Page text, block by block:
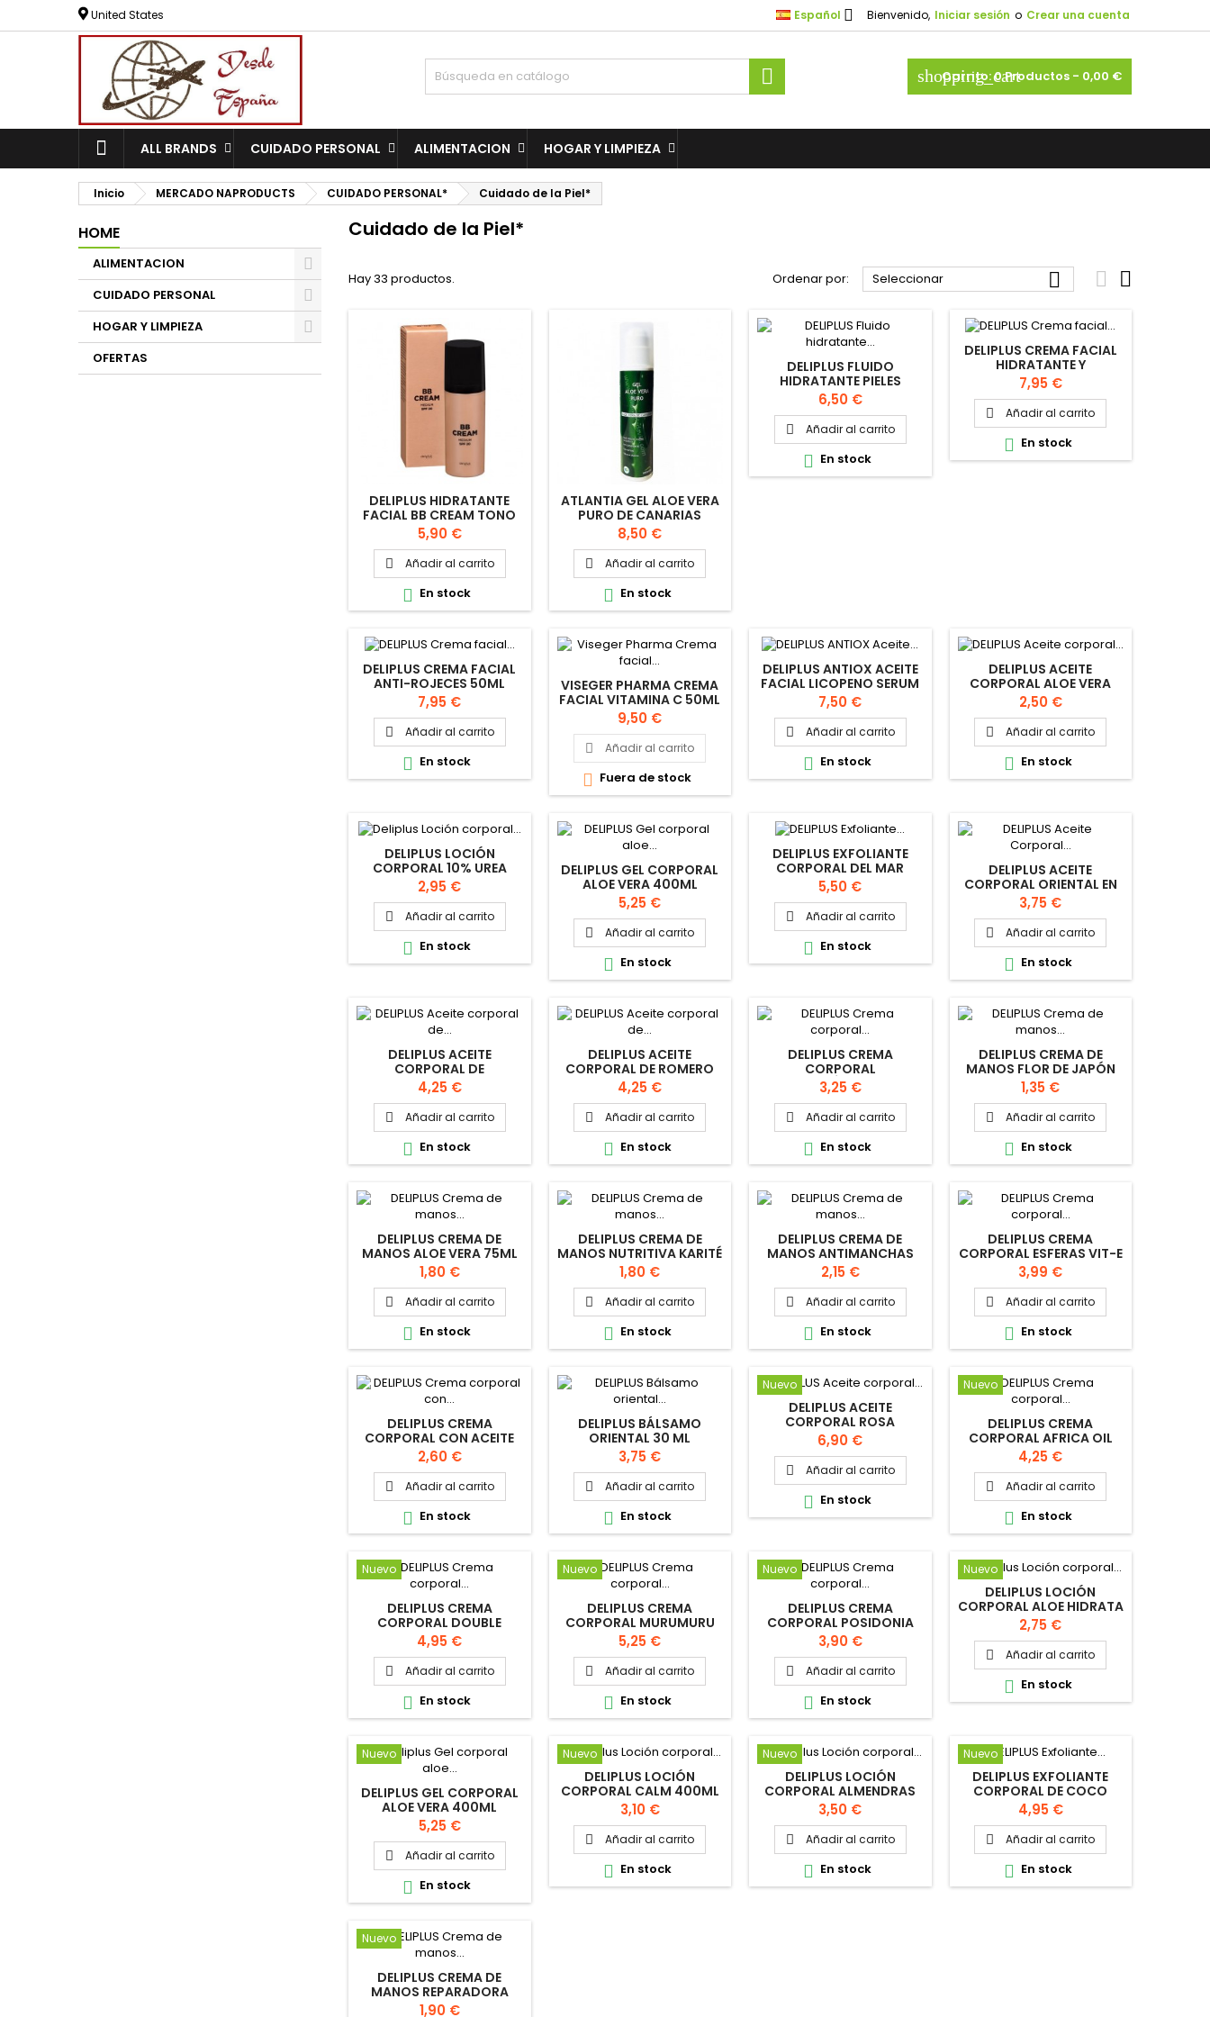
United States Bienvenido, Iniciar sesión o Crear una cuenta
Español 
shopping_cart
Carrito:0Productos - 0,00 €

ALL BRANDS CUIDADO PERSONAL ALIMENTACION HOGAR Y LIMPIEZA
Inicio MERCADO NAPRODUCTS CUIDADO PERSONAL* Cuidado de la Piel*
HOME
ALIMENTACION
CUIDADO PERSONAL
HOGAR Y LIMPIEZA
OFERTAS
Cuidado de la Piel*
Hay 33 productos. Ordenar por: Seleccionar   
DELIPLUS HIDRATANTE
FACIAL BB CREAM TONO
MEDIO 50ML
Precio
5,90 €
 Añadir al carrito
 En stock
ATLANTIA GEL ALOE VERA
PURO DE CANARIAS
200ML
Precio
8,50 €
 Añadir al carrito
 En stock
DELIPLUS FLUIDO
HIDRATANTE PIELES
GRASAS 50ML
Precio
6,50 €
 Añadir al carrito
 En stock
DELIPLUS CREMA FACIAL
HIDRATANTE Y
FORTALECEDORA
SENSITIVE 50ML
Precio
7,95 €
 Añadir al carrito
 En stock
DELIPLUS CREMA FACIAL
ANTI-ROJECES 50ML
Precio
7,95 €
 Añadir al carrito
 En stock
VISEGER PHARMA CREMA
FACIAL VITAMINA C 50ML
Precio
9,50 €
 Añadir al carrito
 Fuera de stock
DELIPLUS ANTIOX ACEITE
FACIAL LICOPENO SERUM
30ML
Precio
7,50 €
 Añadir al carrito
 En stock
DELIPLUS ACEITE
CORPORAL ALOE VERA
400ML
Precio
2,50 €
 Añadir al carrito
 En stock
DELIPLUS LOCIÓN
CORPORAL 10% UREA
REPARA 400ML
Precio
2,95 €
 Añadir al carrito
 En stock
DELIPLUS GEL CORPORAL
ALOE VERA 400ML
Precio
5,25 €
 Añadir al carrito
 En stock
DELIPLUS EXFOLIANTE
CORPORAL DEL MAR
MUERTO 400G
Precio
5,50 €
 Añadir al carrito
 En stock
DELIPLUS ACEITE
CORPORAL ORIENTAL EN
CREMA 250ML
Precio
3,75 €
 Añadir al carrito
 En stock
DELIPLUS ACEITE
CORPORAL DE
ALMENDRAS 200ML
Precio
4,25 €
 Añadir al carrito
 En stock
DELIPLUS ACEITE
CORPORAL DE ROMERO
200ML
Precio
4,25 €
 Añadir al carrito
 En stock
DELIPLUS CREMA
CORPORAL
ANTICELULÍTICA 250ML
Precio
3,25 €
 Añadir al carrito
 En stock
DELIPLUS CREMA DE
MANOS FLOR DE JAPÓN
30ML
Precio
1,35 €
 Añadir al carrito
 En stock
DELIPLUS CREMA DE
MANOS ALOE VERA 75ML
Precio
1,80 €
 Añadir al carrito
 En stock
DELIPLUS CREMA DE
MANOS NUTRITIVA KARITÉ
75ML
Precio
1,80 €
 Añadir al carrito
 En stock
DELIPLUS CREMA DE
MANOS ANTIMANCHAS
75ML
Precio
2,15 €
 Añadir al carrito
 En stock
DELIPLUS CREMA
CORPORAL ESFERAS VIT-E
& A 300ML
Precio
3,99 €
 Añadir al carrito
 En stock
DELIPLUS CREMA
CORPORAL CON ACEITE
DE OLIVA 300ML
Precio
2,60 €
 Añadir al carrito
 En stock
DELIPLUS BÁLSAMO
ORIENTAL 30 ML
Precio
3,75 €
 Añadir al carrito
 En stock
Nuevo
DELIPLUS ACEITE
CORPORAL ROSA
MOSQUETA 30ML
Precio
6,90 €
 Añadir al carrito
 En stock
Nuevo
DELIPLUS CREMA
CORPORAL AFRICA OIL
300ML
Precio
4,25 €
 Añadir al carrito
 En stock
Nuevo
DELIPLUS CREMA
CORPORAL DOUBLE
PEACH 300ML
Precio
4,95 €
 Añadir al carrito
 En stock
Nuevo
DELIPLUS CREMA
CORPORAL MURUMURU
300ML
Precio
5,25 €
 Añadir al carrito
 En stock
Nuevo
DELIPLUS CREMA
CORPORAL POSIDONIA
300ML
Precio
3,90 €
 Añadir al carrito
 En stock
Nuevo
DELIPLUS LOCIÓN
CORPORAL ALOE HIDRATA
600ML
Precio
2,75 €
 Añadir al carrito
 En stock
Nuevo
DELIPLUS GEL CORPORAL
ALOE VERA 400ML
Precio
5,25 €
 Añadir al carrito
 En stock
Nuevo
DELIPLUS LOCIÓN
CORPORAL CALM 400ML
Precio
3,10 €
 Añadir al carrito
 En stock
Nuevo
DELIPLUS LOCIÓN
CORPORAL ALMENDRAS
NUTRE 600ML
Precio
3,50 €
 Añadir al carrito
 En stock
Nuevo
DELIPLUS EXFOLIANTE
CORPORAL DE COCO
250ML
Precio
4,95 €
 Añadir al carrito
 En stock
Nuevo
DELIPLUS CREMA DE
MANOS REPARADORA
DRAGON'S BLOOD 75ML
Precio
1,90 €